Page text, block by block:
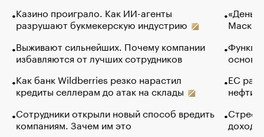
Казино проиграло. Как ИИ-агенты
разрушают букмекерскую индустрию
Выживают сильнейших. Почему компании
избавляются от лучших сотрудников
Как банк Wildberries резко нарастил
кредиты селлерам до атак на склады
Сотрудники открыли новый способ вредить
компаниям. Зачем им это
Маск в
основ
ЕС
нефти